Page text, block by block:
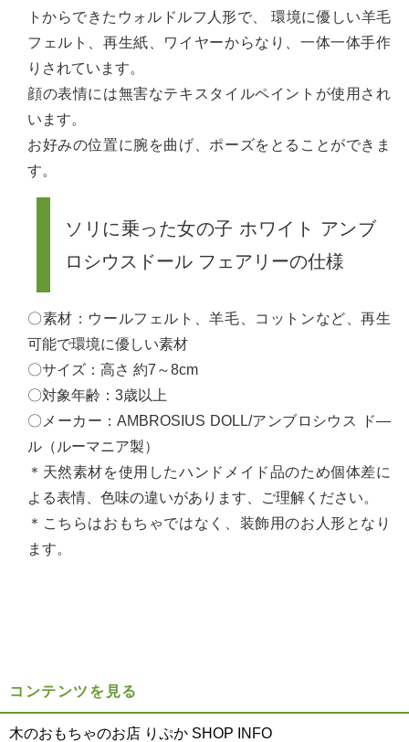
トからできたウォルドルフ人形で、 環境に優しい羊毛
フェルト、再生紙、ワイヤーからなり、一体一体手作
りされています。
顔の表情には無害なテキスタイルペイントが使用され
います。
お好みの位置に腕を曲げ、ポーズをとることができま
す。
ソリに乗った女の子 ホワイト アンブ
ロシウスドール フェアリーの仕様
〇素材：ウールフェルト、羊毛、コットンなど、再生
可能で環境に優しい素材
〇サイズ：高さ 約7～8cm
〇対象年齢：3歳以上
〇メーカー：AMBROSIUS DOLL/アンブロシウス ド―
ル（ルーマニア製）
＊天然素材を使用したハンドメイド品のため個体差に
よる表情、色味の違いがあります、ご理解ください。
＊こちらはおもちゃではなく、装飾用のお人形となり
ます。
コンテンツを見る
木のおもちゃのお店 りぷか SHOP INFO